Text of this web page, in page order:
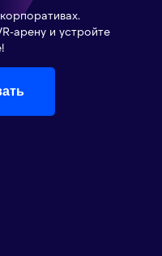
арену и устройте